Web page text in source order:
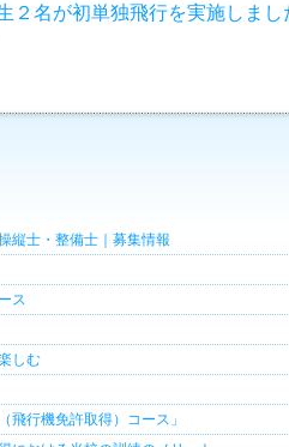
２名が初単独飛行を実施しまし
縦士・整備士｜募集情報
ス
しむ
飛行機免許取得）コース」